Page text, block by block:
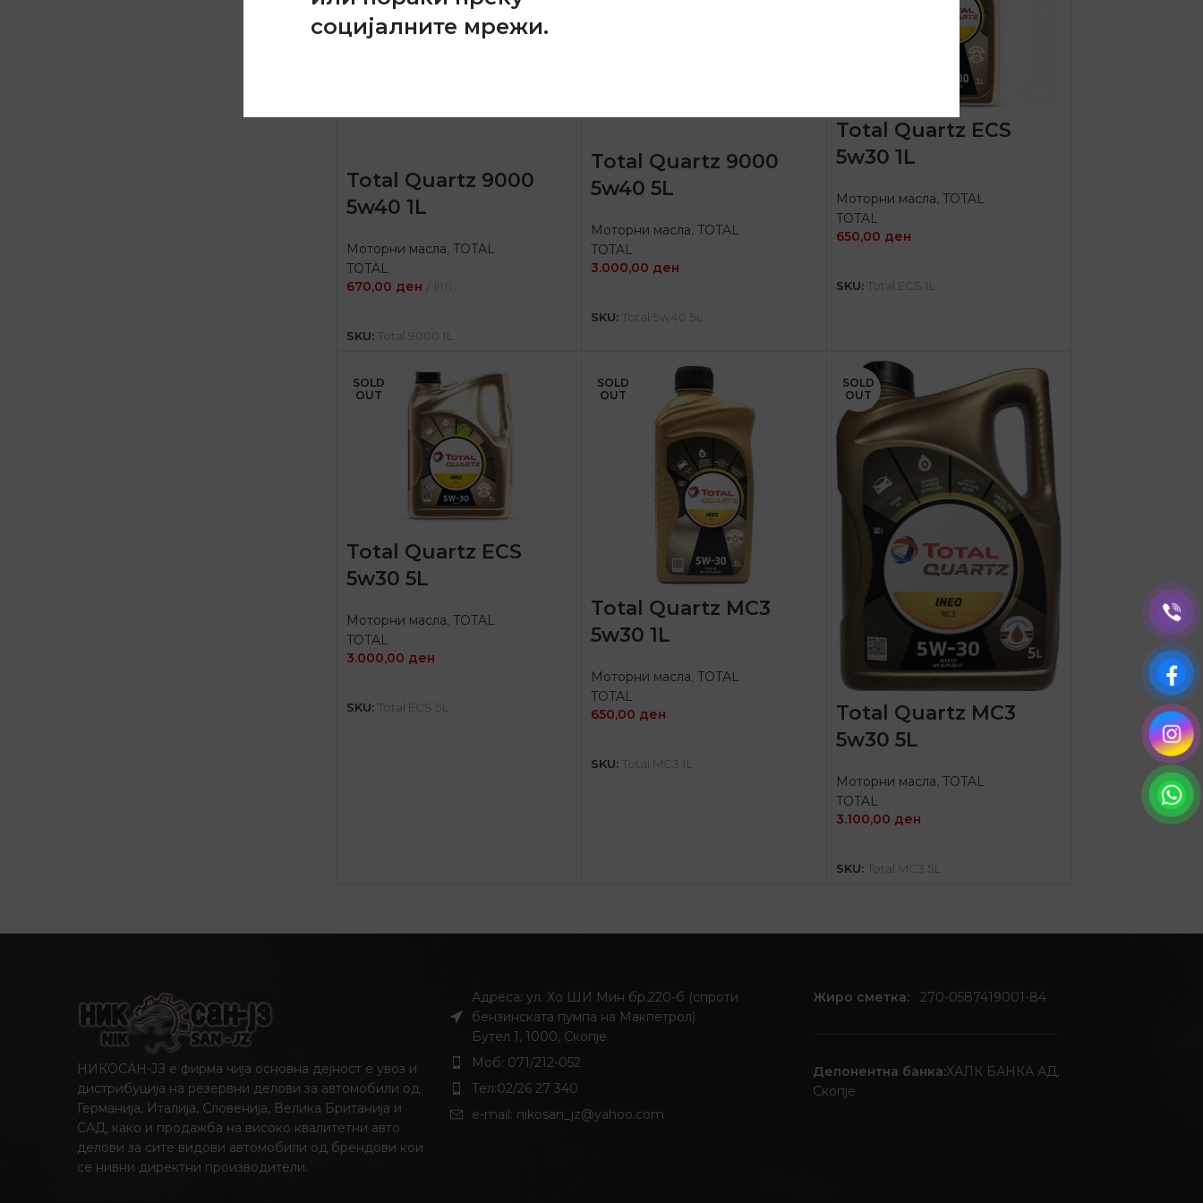
социјалните мрежи.
Total Quartz 9000
5w40 1L
Моторни масла, TOTAL
TOTAL
670,00 ден
SKU: Total 9000 1L
Total Quartz 9000
5w40 5L
Моторни масла,TOTAL
TOTAL
3.000,00 ден
SKU: Total 5w40 5L
Total Quartz ECS
5w30 1L
Моторни масла, TOTAL
TOTAL
650,00 ден
SKU: Total ECS 1L
SOLD
OUT
Total Quartz ECS
5w30 5L
Моторни масла, TOTAL
TOTAL
3.000,00 ден
SKU: Total ECS 5L
SOLD
OUT
Total Quartz MC3
5w30 1L
Моторни масла,TOTAL
TOTAL
650,00 ден
SKU: Total MC3 1L
SOLD
OUT
Total Quartz MC3
5w30 5L
Моторни масла, TOTAL
TOTAL
3.100,00 ден
SKU: Total MC3 5L
НИКОСАН-ЈЗ е фирма чија основна дејност е увоз и
дистрибуција на резервни делови за автомобили од
Германија, Италија, Словенија, Велика Британија и
САД, како и продажба на високо квалитетни авто
делови за сите видови автомобили од брендови кои
се нивни директни производители.
Адреса: ул. Хо ШИ Мин бр.220-б (спроти
бензинската пумпа на Макпетрол)
Бутел 1, 1000, Скопје
Моб: 071/212-052
Тел:02/26 27 340
e-mail: nikosan_jz@yahoo.com
Жиро сметка:270-0587419001-84
Депонентна банка:ХАЛК БАНКА АД,
Скопје